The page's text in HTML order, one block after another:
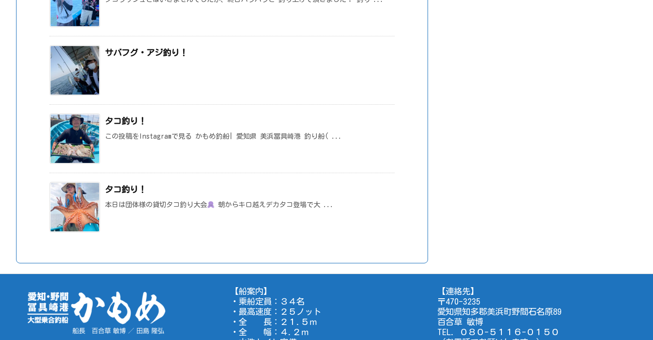
サバフグ・アジ釣り！
タコ釣り！
この投稿をInstagramで見る かもめ釣船| 愛知県 美浜冨具崎港 釣り船( ...
タコ釣り！
本日は団体様の貸切タコ釣り大会 朝からキロ越えデカタコ登場で大 ...
【船案内】
・乗船定員：３４名
・最高速度：２５ノット
・全 長：２１.５ｍ
・全 幅：４.２ｍ
【連絡先】
〒470-3235
愛知県知多郡美浜町野間石名原89
百合草 敏博
TEL. ０８０-５１１６-０１５０